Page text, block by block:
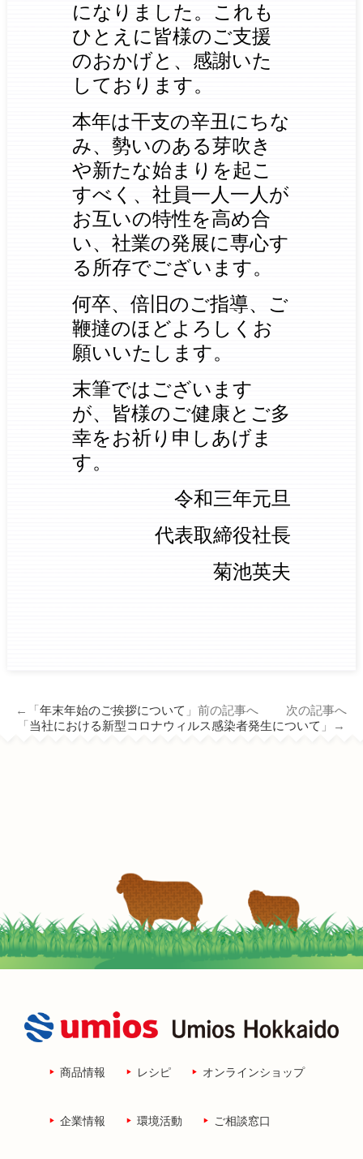
になりました。 これも
ひとえに皆様のご支援
のおかげと、感謝いた
しております。
本年は干支の辛丑にちな
み、勢いのある芽吹き
や新たな始まりを起こ
すべく、社員一人一人が
お互いの特性を高め合
い、社業の発展に専心す
る所存でございます。
何卒、倍旧のご指導、ご
鞭撻のほどよろしくお
願いいたします。
末筆ではございます
が、皆様のご健康とご多
幸をお祈り申しあげま
す。
令和三年元旦
代表取締役社長
菊池英夫
←「年末年始のご挨拶について 」前の記事へ 次の記事へ
「当社における新型コロナウィルス感染者発生について 」→
商品情報 レシピ オンラインショップ
企業情報 環境活動 ご相談窓口